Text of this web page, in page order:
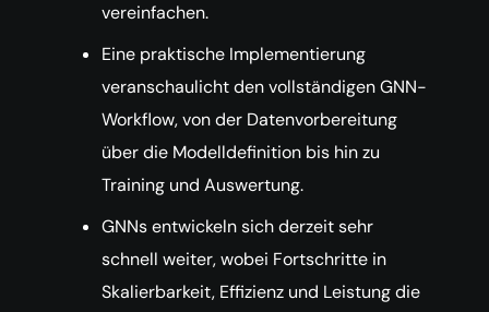
vereinfachen.
Eine praktische Implementierung
veranschaulicht den vollständigen GNN-
Workflow, von der Datenvorbereitung
über die Modelldefinition bis hin zu
Training und Auswertung.
GNNs entwickeln sich derzeit sehr
schnell weiter, wobei Fortschritte in
Skalierbarkeit, Effizienz und Leistung die